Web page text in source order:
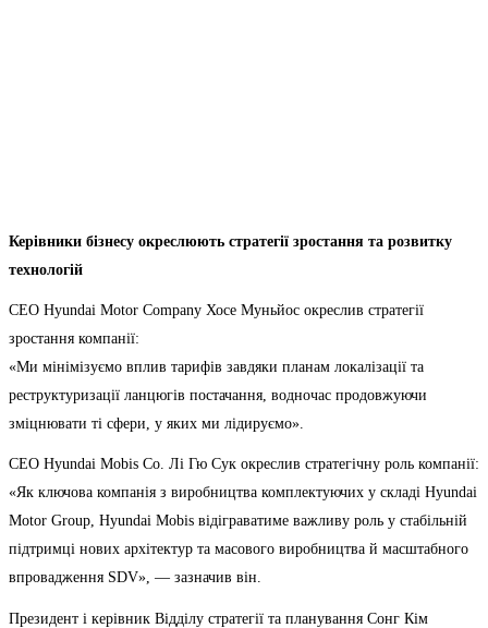
Керівники бізнесу окреслюють стратегії зростання та розвитку
технологій
CEO Hyundai Motor Company Хосе Муньйос окреслив стратегії
зростання компанії:
«Ми мінімізуємо вплив тарифів завдяки планам локалізації та
реструктуризації ланцюгів постачання, водночас продовжуючи
зміцнювати ті сфери, у яких ми лідируємо».
CEO Hyundai Mobis Co. Лі Гю Сук окреслив стратегічну роль компанії:
«Як ключова компанія з виробництва комплектуючих у складі Hyundai
Motor Group, Hyundai Mobis відіграватиме важливу роль у стабільній
підтримці нових архітектур та масового виробництва й масштабного
впровадження SDV», — зазначив він.
Президент і керівник Відділу стратегії та планування Сонг Кім